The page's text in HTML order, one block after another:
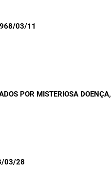
03/11
POR MISTERIOSA DOENÇA,
03/28